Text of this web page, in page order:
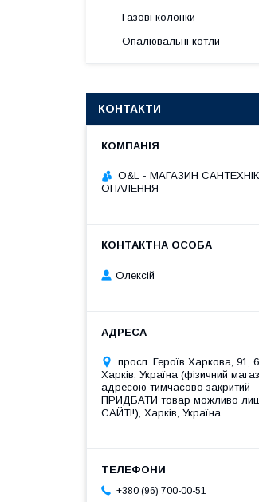
Газові колонки
Опалювальні котли
КОНТАКТИ
O&L - МАГАЗИН
ОПАЛЕННЯ
Олексій
просп. Героїв Харкова, 91,
Харків, Україна (фізичний
адресою тимчасово закритий -
ПРИДБАТИ товар можливо
САЙТІ!), Харків, Україна
+380 (96) 700-00-51